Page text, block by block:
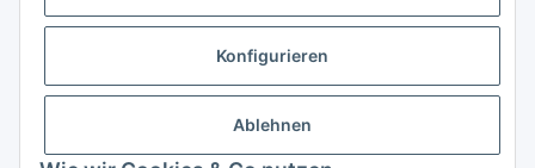
Konfigurieren
Ablehnen
Informationen
Rechtliches